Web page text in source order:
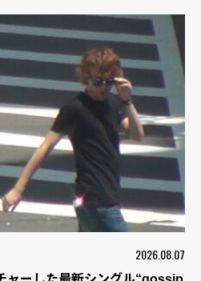
2026.08.07